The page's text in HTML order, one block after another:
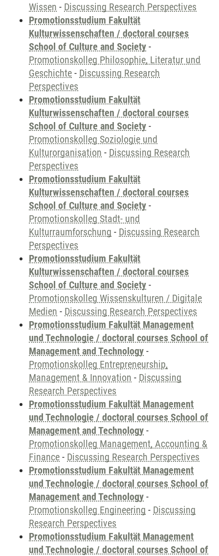
Wissen - Discussing Research Perspectives
Promotionsstudium Fakultät
Kulturwissenschaften / doctoral courses
School of Culture and Society -
Promotionskolleg Philosophie, Literatur und
Geschichte - Discussing Research
Perspectives
Promotionsstudium Fakultät
Kulturwissenschaften / doctoral courses
School of Culture and Society -
Promotionskolleg Soziologie und
Kulturorganisation - Discussing Research
Perspectives
Promotionsstudium Fakultät
Kulturwissenschaften / doctoral courses
School of Culture and Society -
Promotionskolleg Stadt- und
Kulturraumforschung - Discussing Research
Perspectives
Promotionsstudium Fakultät
Kulturwissenschaften / doctoral courses
School of Culture and Society -
Promotionskolleg Wissenskulturen / Digitale
Medien - Discussing Research Perspectives
Promotionsstudium Fakultät Management
und Technologie / doctoral courses School of
Management and Technology -
Promotionskolleg Entrepreneurship,
Management & Innovation - Discussing
Research Perspectives
Promotionsstudium Fakultät Management
und Technologie / doctoral courses School of
Management and Technology -
Promotionskolleg Management, Accounting &
Finance - Discussing Research Perspectives
Promotionsstudium Fakultät Management
und Technologie / doctoral courses School of
Management and Technology -
Promotionskolleg Engineering - Discussing
Research Perspectives
Promotionsstudium Fakultät Management
und Technologie / doctoral courses School of